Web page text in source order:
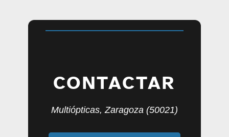
CONTACTAR
Multiópticas, Zaragoza (50021)